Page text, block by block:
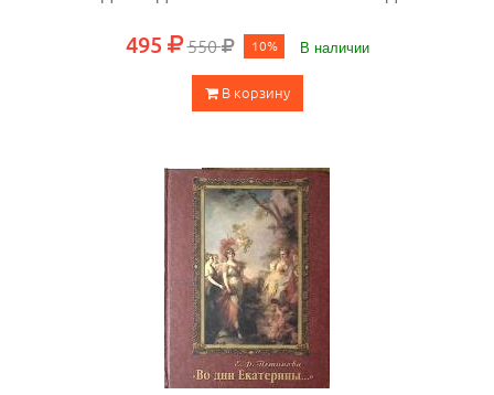
495 550 10% В наличии
В корзину